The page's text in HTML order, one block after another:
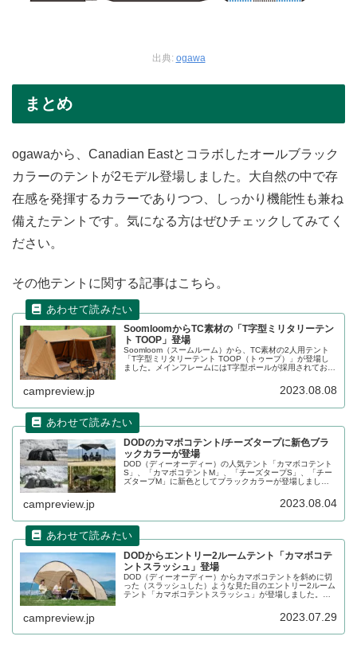
出典: ogawa
まとめ
ogawaから、Canadian Eastとコラボしたオールブラック
カラーのテントが2モデル登場しました。大自然の中で存
在感を発揮するカラーでありつつ、しっかり機能性も兼ね
備えたテントです。気になる方はぜひチェックしてみてく
ださい。
その他テントに関する記事はこちら。
SoomloomからTC素材の「T字型ミリタリーテン
ト TOOP」登場
Soomloom（スームルーム）から、TC素材の2人用テント
「T字型ミリタリーテント TOOP（トゥープ）」が登場し
ました。メインフレームにはT字型ポールが採用されてお
campreview.jp 2023.08.08
DODのカマボコテント/チーズタープに新色ブラ
ックカラーが登場
DOD（ディーオーディー）の人気テント「カマボコテント
S」、「カマボコテントM」、「チーズタープS」、「チー
ズタープM」に新色としてブラックカラーが登場しまし
campreview.jp 2023.08.04
DODからエントリー2ルームテント「カマボコテ
ントスラッシュ」登場
DOD（ディーオーディー）からカマボコテントを斜めに切
った（スラッシュした）ような見た目のエントリー2ルーム
テント「カマボコテントスラッシュ」が登場しました。リ
campreview.jp 2023.07.29